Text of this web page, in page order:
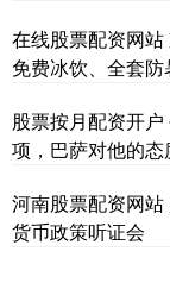
在线股票配资网站
免费冰饮、全套防
股票按月配资开
项，巴萨对他的态
河南股票配资网
货币政策听证会